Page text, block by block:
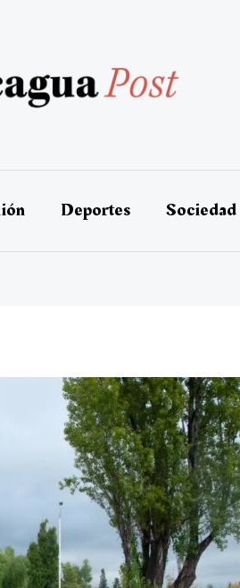
Deportes Sociedad